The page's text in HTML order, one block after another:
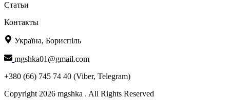
Статьи
Контакты
Україна, Бориспіль
mgshka01@gmail.com
+380 (66) 745 74 40 (Viber, Telegram)
Copyright 2026 mgshka . All Rights Reserved